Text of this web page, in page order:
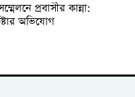
প্রবাসীর কান্না:
অভিযোগ